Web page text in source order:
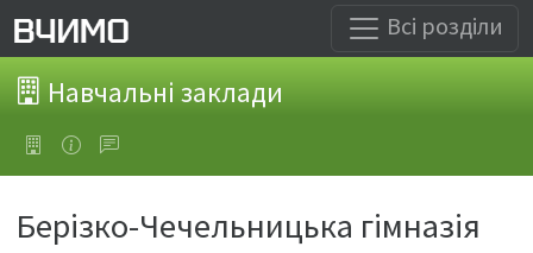
Всі розділи
Навчальні заклади
Берізко-Чечельницька гімназія